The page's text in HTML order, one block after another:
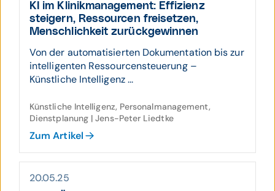
KI im Klinik­manage­ment: Effizienz
steigern, Res­sourcen freisetzen,
Mensch­lich­keit zurück­ge­winnen
Von der automatisierten Dokumentation bis zur
intelligenten Ressourcensteuerung –
Künstliche Intelligenz ...
Künstliche Intelligenz, Personalmanagement,
Dienstplanung | Jens-Peter Liedtke
Zum Artikel
20.05.25